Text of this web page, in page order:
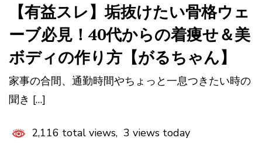
【有益スレ】垢抜けたい骨格ウェ
ーブ必見！40代からの着痩せ＆美
ボディの作り方【がるちゃん】
家事の合間、通勤時間やちょっと一息つきたい時の
聞き […]
2,116 total views, 3 views today